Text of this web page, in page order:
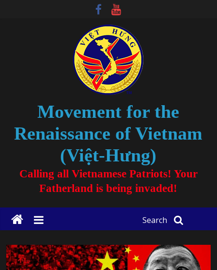
Movement for the
Renaissance of Vietnam
(Việt-Hưng)
Calling all Vietnamese Patriots! Your
Fatherland is being invaded!
Search